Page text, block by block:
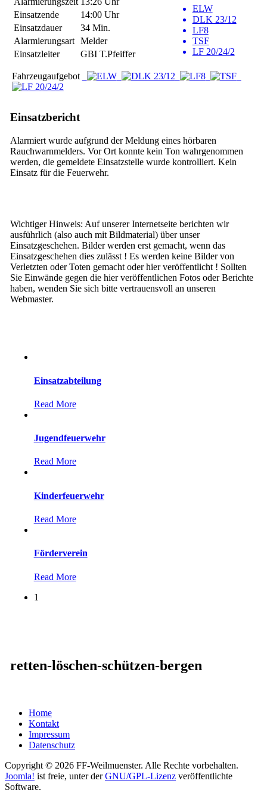
Einsatzende
14:00 Uhr
Einsatzdauer
34 Min.
Alarmierungsart
Melder
Einsatzleiter
GBI T.Pfeiffer
ELW
DLK 23/12
LF8
TSF
LF 20/24/2
Fahrzeugaufgebot
Einsatzbericht
Alarmiert wurde aufgrund der Meldung eines hörbaren
Rauchwarnmelders. Vor Ort konnte kein Ton wahrgenommen
werden, die gemeldete Einsatzstelle wurde kontrolliert. Kein
Einsatz für die Feuerwehr.
Wichtiger Hinweis: Auf unserer Internetseite berichten wir
ausführlich (also auch mit Bildmaterial) über unser
Einsatzgeschehen. Bilder werden erst gemacht, wenn das
Einsatzgeschehen dies zulässt ! Es werden keine Bilder von
Verletzten oder Toten gemacht oder hier veröffentlicht ! Sollten
Sie Einwände gegen die hier veröffentlichen Fotos oder Berichte
haben, wenden Sie sich bitte vertrauensvoll an unseren
Webmaster.
Einsatzabteilung
Read More
Jugendfeuerwehr
Read More
Kinderfeuerwehr
Read More
Förderverein
Read More
1
retten-löschen-schützen-bergen
Home
Kontakt
Impressum
Datenschutz
Copyright © 2026 FF-Weilmuenster. Alle Rechte vorbehalten.
Joomla! ist freie, unter derGNU/GPL-Lizenz veröffentlichte
Software.